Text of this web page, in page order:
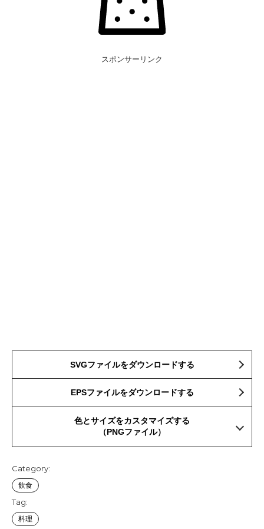
スポンサーリンク
SVGファイルをダウンロードする
EPSファイルをダウンロードする
色とサイズをカスタマイズする
（PNGファイル）
Category:
飲食
Tag:
料理